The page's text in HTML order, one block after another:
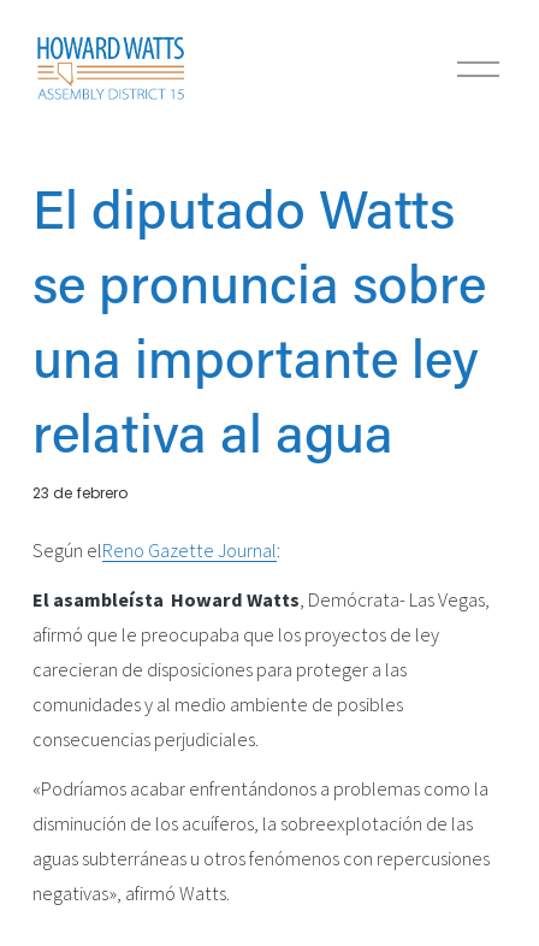
A
b
El diputado Watts
se pronuncia sobre
una importante ley
relativa al agua
23 de febrero
Según elReno Gazette Journal:
El asambleísta  Howard Watts, Demócrata- Las Vegas,
afirmó que le preocupaba que los proyectos de ley
carecieran de disposiciones para proteger a las
comunidades y al medio ambiente de posibles
consecuencias perjudiciales.
«Podríamos acabar enfrentándonos a problemas como la
disminución de los acuíferos, la sobreexplotación de las
aguas subterráneas u otros fenómenos con repercusiones
negativas», afirmó Watts.